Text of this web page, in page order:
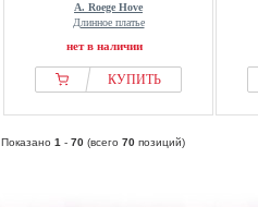
A. Roege Hove
Длинное платье
нет в наличии
КУПИТЬ
Показано 1 - 70 (всего 70 позиций)